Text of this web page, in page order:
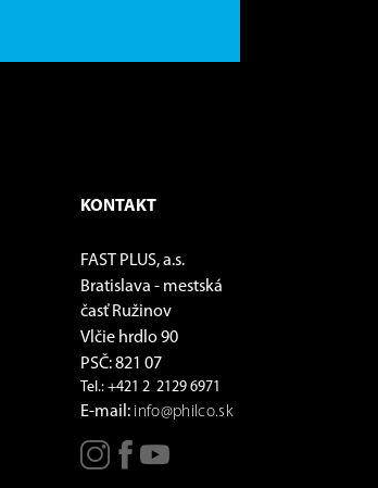
KONTAKT
FAST PLUS, a.s.
Bratislava - mestská
časť Ružinov
Vlčie hrdlo 90
PSČ: 821 07
Tel.: +421 2 2129 6971
E-mail: info@philco.sk